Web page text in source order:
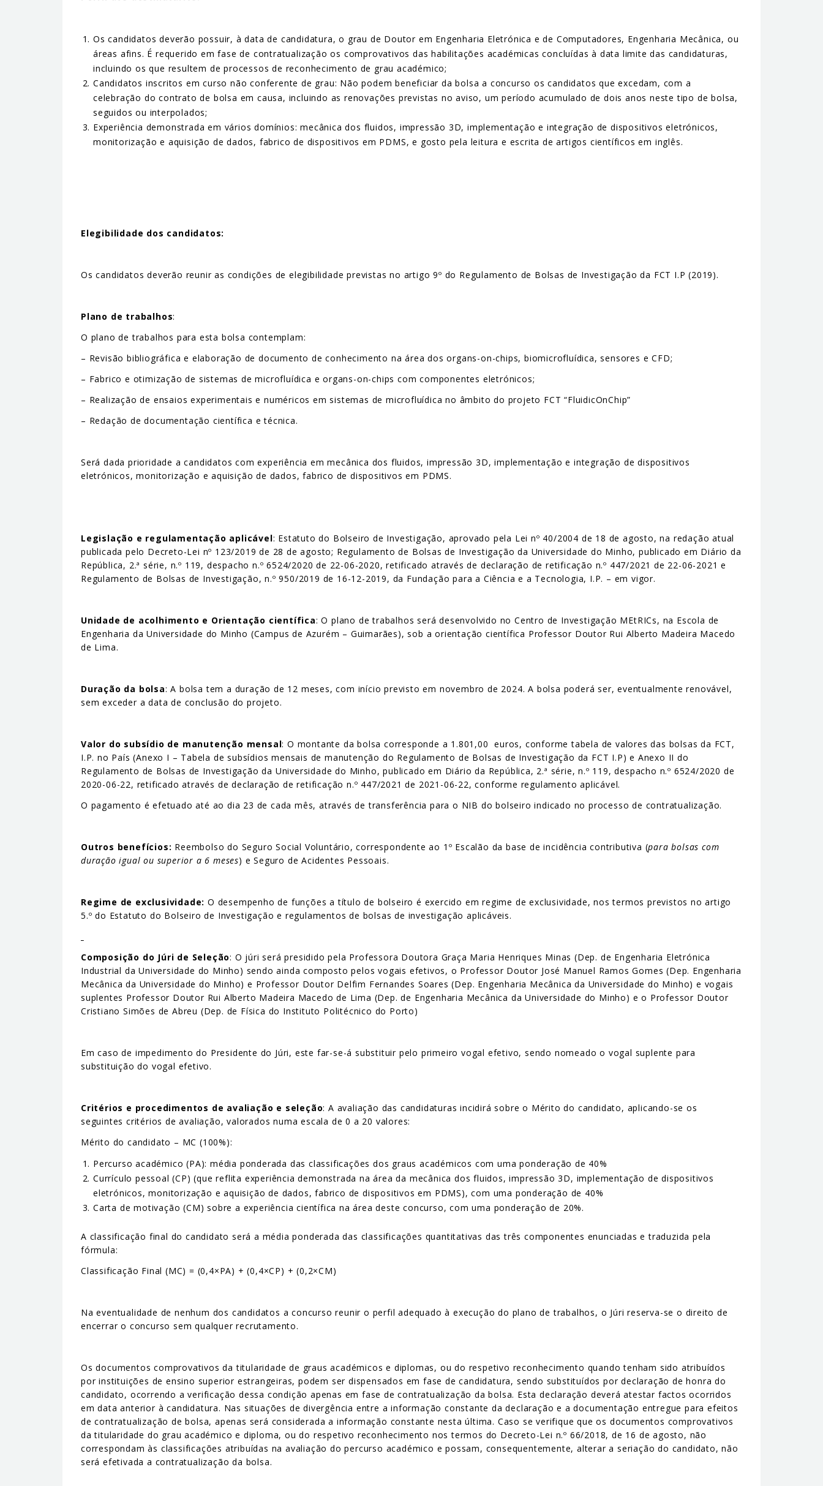
Os candidatos deverão possuir, à data de candidatura, o grau de Doutor em Engenharia Eletrónica e de Computadores, Engenharia Mecânica, ou
áreas afins. É requerido em fase de contratualização os comprovativos das habilitações académicas concluídas à data limite das candidaturas,
incluindo os que resultem de processos de reconhecimento de grau académico;
Candidatos inscritos em curso não conferente de grau: Não podem beneficiar da bolsa a concurso os candidatos que excedam, com a
celebração do contrato de bolsa em causa, incluindo as renovações previstas no aviso, um período acumulado de dois anos neste tipo de bolsa,
seguidos ou interpolados;
Experiência demonstrada em vários domínios: mecânica dos fluidos, impressão 3D, implementação e integração de dispositivos eletrónicos,
monitorização e aquisição de dados, fabrico de dispositivos em PDMS, e gosto pela leitura e escrita de artigos científicos em inglês.
Elegibilidade dos candidatos:
Os candidatos deverão reunir as condições de elegibilidade previstas no artigo 9º do Regulamento de Bolsas de Investigação da FCT I.P (2019).
Plano de trabalhos:
O plano de trabalhos para esta bolsa contemplam:
– Revisão bibliográfica e elaboração de documento de conhecimento na área dos organs-on-chips, biomicrofluídica, sensores e CFD;
– Fabrico e otimização de sistemas de microfluídica e organs-on-chips com componentes eletrónicos;
– Realização de ensaios experimentais e numéricos em sistemas de microfluídica no âmbito do projeto FCT “FluidicOnChip”
– Redação de documentação científica e técnica.
Será dada prioridade a candidatos com experiência em mecânica dos fluidos, impressão 3D, implementação e integração de dispositivos
eletrónicos, monitorização e aquisição de dados, fabrico de dispositivos em PDMS.
Legislação e regulamentação aplicável: Estatuto do Bolseiro de Investigação, aprovado pela Lei nº 40/2004 de 18 de agosto, na redação atual
publicada pelo Decreto-Lei nº 123/2019 de 28 de agosto; Regulamento de Bolsas de Investigação da Universidade do Minho, publicado em Diário da
República, 2.ª série, n.º 119, despacho n.º 6524/2020 de 22-06-2020, retificado através de declaração de retificação n.º 447/2021 de 22-06-2021 e
Regulamento de Bolsas de Investigação, n.º 950/2019 de 16-12-2019, da Fundação para a Ciência e a Tecnologia, I.P. – em vigor.
Unidade de acolhimento e Orientação científica: O plano de trabalhos será desenvolvido no Centro de Investigação MEtRICs, na Escola de
Engenharia da Universidade do Minho (Campus de Azurém – Guimarães), sob a orientação científica Professor Doutor Rui Alberto Madeira Macedo
de Lima.
Duração da bolsa: A bolsa tem a duração de 12 meses, com início previsto em novembro de 2024. A bolsa poderá ser, eventualmente renovável,
sem exceder a data de conclusão do projeto.
Valor do subsídio de manutenção mensal: O montante da bolsa corresponde a 1.801,00 euros, conforme tabela de valores das bolsas da FCT,
I.P. no País (Anexo I – Tabela de subsídios mensais de manutenção do Regulamento de Bolsas de Investigação da FCT I.P) e Anexo II do
Regulamento de Bolsas de Investigação da Universidade do Minho, publicado em Diário da República, 2.ª série, n.º 119, despacho n.º 6524/2020 de
2020-06-22, retificado através de declaração de retificação n.º 447/2021 de 2021-06-22, conforme regulamento aplicável.
O pagamento é efetuado até ao dia 23 de cada mês, através de transferência para o NIB do bolseiro indicado no processo de contratualização.
Outros benefícios: Reembolso do Seguro Social Voluntário, correspondente ao 1º Escalão da base de incidência contributiva (para bolsas com
duração igual ou superior a 6 meses) e Seguro de Acidentes Pessoais.
Regime de exclusividade: O desempenho de funções a título de bolseiro é exercido em regime de exclusividade, nos termos previstos no artigo
5.º do Estatuto do Bolseiro de Investigação e regulamentos de bolsas de investigação aplicáveis.
Composição do Júri de Seleção: O júri será presidido pela Professora Doutora Graça Maria Henriques Minas (Dep. de Engenharia Eletrónica
Industrial da Universidade do Minho) sendo ainda composto pelos vogais efetivos, o Professor Doutor José Manuel Ramos Gomes (Dep. Engenharia
Mecânica da Universidade do Minho) e Professor Doutor Delfim Fernandes Soares (Dep. Engenharia Mecânica da Universidade do Minho) e vogais
suplentes Professor Doutor Rui Alberto Madeira Macedo de Lima (Dep. de Engenharia Mecânica da Universidade do Minho) e o Professor Doutor
Cristiano Simões de Abreu (Dep. de Física do Instituto Politécnico do Porto)
Em caso de impedimento do Presidente do Júri, este far-se-á substituir pelo primeiro vogal efetivo, sendo nomeado o vogal suplente para
substituição do vogal efetivo.
Critérios e procedimentos de avaliação e seleção: A avaliação das candidaturas incidirá sobre o Mérito do candidato, aplicando-se os
seguintes critérios de avaliação, valorados numa escala de 0 a 20 valores:
Mérito do candidato – MC (100%):
Percurso académico (PA): média ponderada das classificações dos graus académicos com uma ponderação de 40%
Currículo pessoal (CP) (que reflita experiência demonstrada na área da mecânica dos fluidos, impressão 3D, implementação de dispositivos
eletrónicos, monitorização e aquisição de dados, fabrico de dispositivos em PDMS), com uma ponderação de 40%
Carta de motivação (CM) sobre a experiência científica na área deste concurso, com uma ponderação de 20%.
A classificação final do candidato será a média ponderada das classificações quantitativas das três componentes enunciadas e traduzida pela
fórmula:
Classificação Final (MC) = (0,4×PA) + (0,4×CP) + (0,2×CM)
Na eventualidade de nenhum dos candidatos a concurso reunir o perfil adequado à execução do plano de trabalhos, o Júri reserva-se o direito de
encerrar o concurso sem qualquer recrutamento.
Os documentos comprovativos da titularidade de graus académicos e diplomas, ou do respetivo reconhecimento quando tenham sido atribuídos
por instituições de ensino superior estrangeiras, podem ser dispensados em fase de candidatura, sendo substituídos por declaração de honra do
candidato, ocorrendo a verificação dessa condição apenas em fase de contratualização da bolsa. Esta declaração deverá atestar factos ocorridos
em data anterior à candidatura. Nas situações de divergência entre a informação constante da declaração e a documentação entregue para efeitos
de contratualização de bolsa, apenas será considerada a informação constante nesta última. Caso se verifique que os documentos comprovativos
da titularidade do grau académico e diploma, ou do respetivo reconhecimento nos termos do Decreto-Lei n.º 66/2018, de 16 de agosto, não
correspondam às classificações atribuídas na avaliação do percurso académico e possam, consequentemente, alterar a seriação do candidato, não
será efetivada a contratualização da bolsa.